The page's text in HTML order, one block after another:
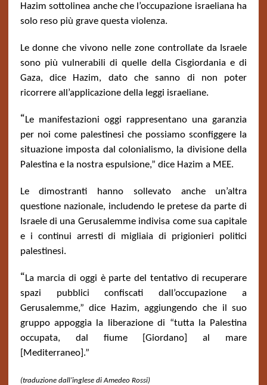
Hazim sottolinea anche che l’occupazione israeliana ha
solo reso più grave questa violenza.
Le donne che vivono nelle zone controllate da Israele
sono più vulnerabili di quelle della Cisgiordania e di
Gaza, dice Hazim, dato che sanno di non poter
ricorrere all’applicazione della leggi israeliane.
“Le manifestazioni oggi rappresentano una garanzia
per noi come palestinesi che possiamo sconfiggere la
situazione imposta dal colonialismo, la divisione della
Palestina e la nostra espulsione,” dice Hazim a MEE.
Le dimostranti hanno sollevato anche un’altra
questione nazionale, includendo le pretese da parte di
Israele di una Gerusalemme indivisa come sua capitale
e i continui arresti di migliaia di prigionieri politici
palestinesi.
“La marcia di oggi è parte del tentativo di recuperare
spazi pubblici confiscati dall’occupazione a
Gerusalemme,” dice Hazim, aggiungendo che il suo
gruppo appoggia la liberazione di “tutta la Palestina
occupata, dal fiume [Giordano] al mare
[Mediterraneo].”
(traduzione dall’inglese di Amedeo Rossi)